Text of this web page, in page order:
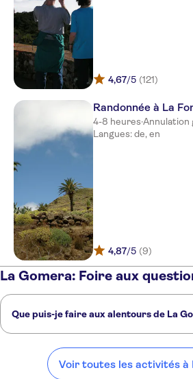
4,67/5 (121)
Randonnée à La
4-8 heures·Annulation
Langues: de, en
4,87/5 (9)
La Gomera: Foire aux
Que puis-je faire aux alentours de La
Voir toutes les activités à